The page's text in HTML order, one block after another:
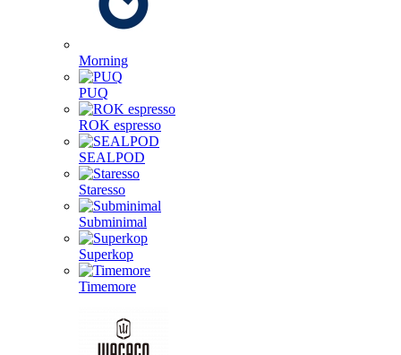
Morning
PUQ
ROK espresso
SEALPOD
Staresso
Subminimal
Superkop
Timemore